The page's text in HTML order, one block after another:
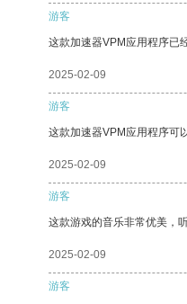
游客
这款加速器VPM应用程序已
2025-02-09
游客
这款加速器VPM应用程序可
2025-02-09
游客
这款游戏的音乐非常优美，
2025-02-09
游客